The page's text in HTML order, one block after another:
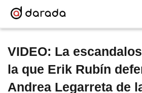
VIDEO: La
la que Erik Rubín
Andrea Legarreta de